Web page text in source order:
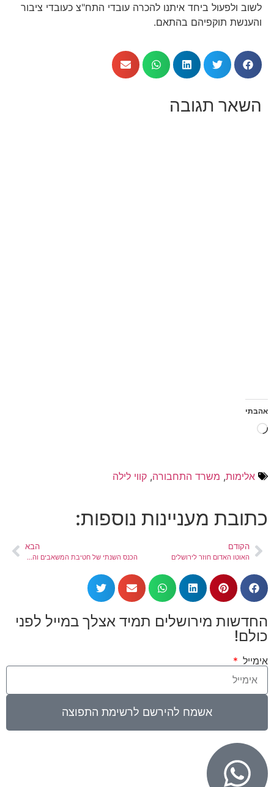
לשוב ולפעול ביחד איתנו להכרה עובדי התח"צ כעובדי ציבור
והענשת תוקפיהם בהתאם.
השאר תגובה
אהבתי
אלימות, משרד התחבורה, קווי לילה
כתובת מעניינות נוספות:
הקודם
האוטו האדום חוזר לירושלים
הבא
הכנס השנתי של חטיבת המשאבים והחדשנות הטכנולוגית בבנק ירושלים התקיים במרכז הלאומי 'שלוה' בירושלים
החדשות מירושלים תמיד אצלך במייל לפני
כולם!
אימייל
אשמח להירשם לרשימת התפוצה